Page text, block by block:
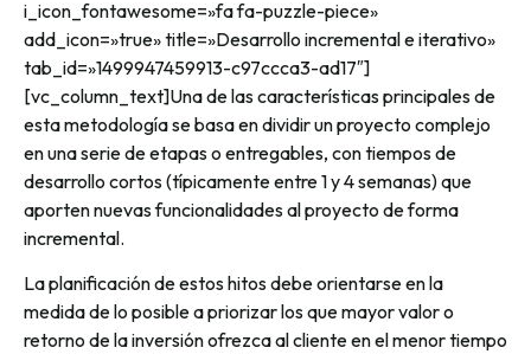
i_icon_fontawesome=»fa fa-puzzle-piece»
add_icon=»true» title=»Desarrollo incremental e iterativo»
tab_id=»1499947459913-c97ccca3-ad17″]
[vc_column_text]Una de las características principales de
esta metodología se basa en dividir un proyecto complejo
en una serie de etapas o entregables, con tiempos de
desarrollo cortos (típicamente entre 1 y 4 semanas) que
aporten nuevas funcionalidades al proyecto de forma
incremental.
La planificación de estos hitos debe orientarse en la
medida de lo posible a priorizar los que mayor valor o
retorno de la inversión ofrezca al cliente en el menor tiempo